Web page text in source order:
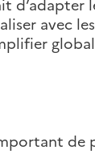
d’adapter
avec
de